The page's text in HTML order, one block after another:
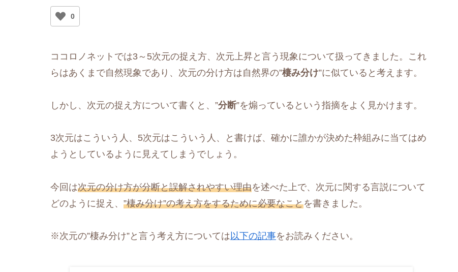
0
ココロノネットでは3～5次元の捉え方、次元上昇と言う現象について扱ってきました。これ
らはあくまで自然現象であり、次元の分け方は自然界の”棲み分け”に似ていると考えます。
しかし、次元の捉え方について書くと、”分断”を煽っているという指摘をよく見かけます。
3次元はこういう人、5次元はこういう人、と書けば、確かに誰かが決めた枠組みに当てはめ
ようとしているように見えてしまうでしょう。
今回は次元の分け方が分断と誤解されやすい理由を述べた上で、次元に関する言説について
どのように捉え、 ”棲み分け”の考え方をするために必要なことを書きました。
※次元の”棲み分け”と言う考え方については以下の記事をお読みください。